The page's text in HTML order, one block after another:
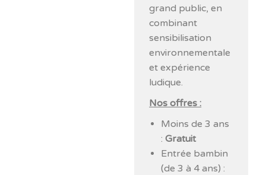
grand public, en
combinant
sensibilisation
environnementale
et expérience
ludique.
Nos offres :
Moins de 3 ans
:Gratuit
Entrée bambin
(de 3 à 4 ans) :